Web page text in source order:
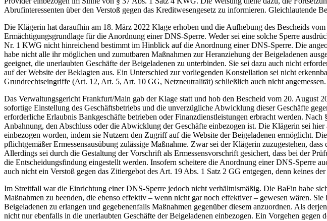
Abrufinteressenten über den Verstoß gegen das Kreditwesengesetz zu informieren.
Die Klägerin hat daraufhin am 18. März 2022 Klage erhoben und die Aufhebung des Bescheids
Ermächtigungsgrundlage für die Anordnung einer DNS-Sperre. Weder sei eine solche Sperre
Nr. 1 KWG nicht hinreichend bestimmt im Hinblick auf die Anordnung einer DNS-Sperre. Die
habe nicht alle ihr möglichen und zumutbaren Maßnahmen zur Heranziehung der Beigeladenen
geeignet, die unerlaubten Geschäfte der Beigeladenen zu unterbinden. Sie sei dazu auch nicht
auf der Website der Beklagten aus. Ein Unterschied zur vorliegenden Konstellation sei nicht
Grundrechtseingriffe (Art. 12, Art. 5, Art. 10 GG, Netzneutralität) schließlich auch nicht
Das Verwaltungsgericht Frankfurt/Main gab der Klage statt und hob den Bescheid vom 20.
sofortige Einstellung des Geschäftsbetriebs und die unverzügliche Abwicklung dieser Geschäfte
erforderliche Erlaubnis Bankgeschäfte betrieben oder Finanzdienstleistungen erbracht werden.
Anbahnung, den Abschluss oder die Abwicklung der Geschäfte einbezogen ist. Die Klägerin sei
einbezogen worden, indem sie Nutzern den Zugriff auf die Website der Beigeladenen ermöglicht.
pflichtgemäßer Ermessensausübung zulässige Maßnahme. Zwar sei der Klägerin zuzugestehen,
Allerdings sei durch die Gestaltung der Vorschrift als Ermessensvorschrift gesichert, dass bei der
die Entscheidungsfindung eingestellt werden. Insofern scheitere die Anordnung einer DNS-Sperre
auch nicht ein Verstoß gegen das Zitiergebot des Art. 19 Abs. 1 Satz 2 GG entgegen, denn keines
Im Streitfall war die Einrichtung einer DNS-Sperre jedoch nicht verhältnismäßig. Die BaFin habe
Maßnahmen zu beenden, die ebenso effektiv – wenn nicht gar noch effektiver – gewesen wären.
Beigeladenen zu erlangen und gegebenenfalls Maßnahmen gegenüber diesem anzuordnen. Als
nicht nur ebenfalls in die unerlaubten Geschäfte der Beigeladenen einbezogen. Ein Vorgehen